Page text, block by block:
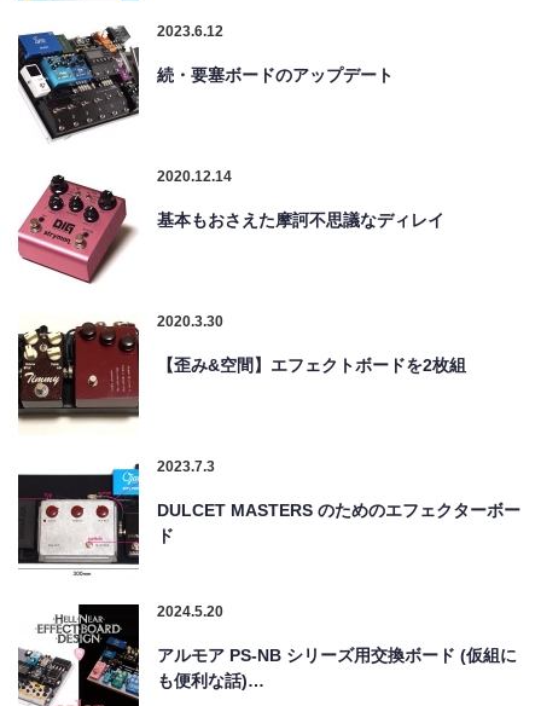
2023.6.12
続・要塞ボードのアップデート
2020.12.14
基本もおさえた摩訶不思議なディレイ
2020.3.30
【歪み&空間】エフェクトボードを2枚組
2023.7.3
DULCET MASTERS のためのエフェクターボー
ド
2024.5.20
アルモア PS-NB シリーズ用交換ボード (仮組に
も便利な話)…